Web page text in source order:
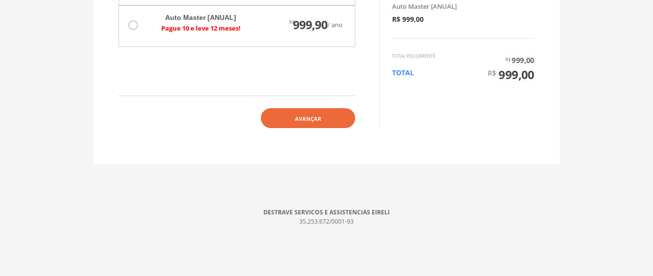
Auto Master [ANUAL]
Pague 10 e leve 12 meses!
R$999,90/ ano
AVANÇAR
Auto Master [ANUAL]
R$ 999,00
TOTAL RECORRENTE R$999,00
TOTAL R$ 999,00
DESTRAVE SERVICOS E ASSISTENCIAS EIRELI
35.253.672/0001-93